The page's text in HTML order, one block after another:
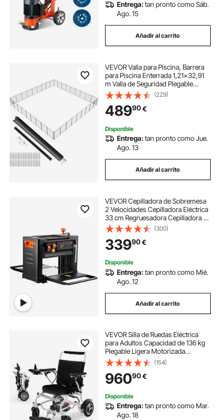
Entrega:tan pronto como Sáb.
Ago. 15
Añadir al carrito
VEVOR Valla para Piscina, Barrera
para Piscina Enterrada 1,21x32,91
m Valla de Seguridad Plegable
Desmontable Varilla de Aluminio
Tejido de Malla de PVC Teslin 340
g/m² para Protección Niños
Mascotas
(229)
48990€
Disponible
Entrega:tan pronto como Jue.
Ago. 13
Añadir al carrito
VEVOR Cepilladora de Sobremesa
2 Velocidades Cepilladora Eléctrica
33 cm Regruesadora Cepilladora 3
Cuchillas Motor Potente de 15
Amperios y 2000 W Bajo Nivel de
Ruido para Madera Dura y Blanda
(300)
33990€
Disponible
Entrega:tan pronto como Mié.
Ago. 12
Añadir al carrito
VEVOR Silla de Ruedas Eléctrica
para Adultos Capacidad de 136 kg
Plegable Ligera Motorizada
Autonomía de 21 km Asiento de 53
cm Todoterreno Portátil para
Personas Mayores, Discapacitadas
(154)
96090€
Disponible
Entrega:tan pronto como Mar.
Ago. 18